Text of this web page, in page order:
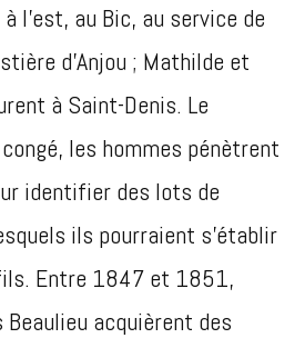
l’est, au Bic, au service de
d’Anjou ; Mathilde et
à Saint-Denis. Le
les hommes pénètrent
identifier des lots de
ils pourraient s’établir
Entre 1847 et 1851,
acquièrent des